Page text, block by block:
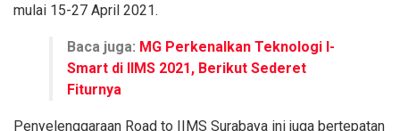
mulai 15-27 April 2021.
Baca juga: MG Perkenalkan Teknologi I-
Smart di IIMS 2021, Berikut Sederet
Fiturnya
Penyelenggaraan Road to IIMS Surabaya ini juga bertepatan